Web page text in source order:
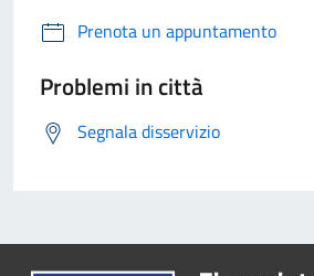
Prenota un appuntamento
Problemi in città
Segnala disservizio